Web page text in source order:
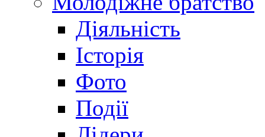
Діяльність
Історія
Фото
Події